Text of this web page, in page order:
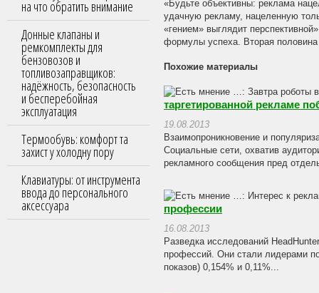
на что обратить внимание
Донные клапаны и
ремкомплекты для
бензовозов и
топливозаправщиков:
надёжность, безопасность
и бесперебойная
эксплуатация
Термообувь: комфорт та
захист у холодну пору
Клавиатуры: от инструмента
ввода до персонального
аксессуара
«Будьте объективны: реклама
удачную рекламу, нацеленную
«гением» выглядит
формулы успеха. Вторая
Похожие материалы
таргетированной рекламе
19.08.2013
Взаимопроникновение и
Социальные сети, охватив
рекламного сообщения пред
профессии
16.08.2013
Разведка исследований
профессий. Они стали лидерами
показов) 0,154% и 0,11%...